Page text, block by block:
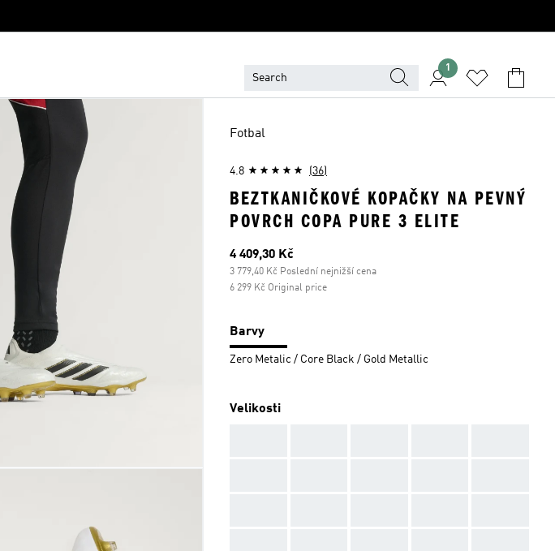
1
Fotbal
4.8 (36)
BEZTKANIČKOVÉ KOPAČKY NA PEVNÝ
POVRCH COPA PURE 3 ELITE
Aktuální cena
4 409,30 Kč
3 779,40 Kč Poslední nejnižší cena
6 299 Kč Original price
Barvy
Zero Metalic / Core Black / Gold Metallic
Velikosti